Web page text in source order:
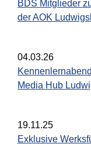
BDS Mitglieder
der AOK
04.03.26
Media Hub
19.11.25
Exklusive